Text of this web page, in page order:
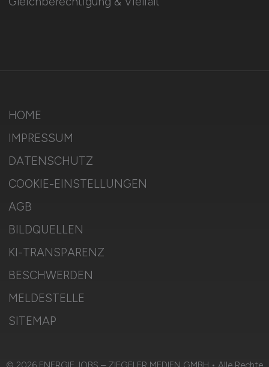
HOME
IMPRESSUM
DATENSCHUTZ
COOKIE-EINSTELLUNGEN
AGB
BILDQUELLEN
KI-TRANSPARENZ
BESCHWERDEN
MELDESTELLE
SITEMAP